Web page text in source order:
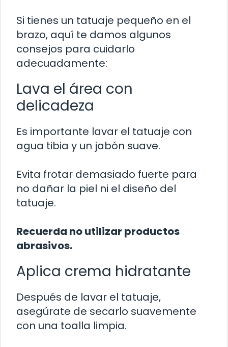
Si tienes un tatuaje pequeño en el
brazo, aquí te damos algunos
consejos para cuidarlo
adecuadamente:
Lava el área con
delicadeza
Es importante lavar el tatuaje con
agua tibia y un jabón suave.
Evita frotar demasiado fuerte para
no dañar la piel ni el diseño del
tatuaje.
Recuerda no utilizar productos
abrasivos.
Aplica crema hidratante
Después de lavar el tatuaje,
asegúrate de secarlo suavemente
con una toalla limpia.